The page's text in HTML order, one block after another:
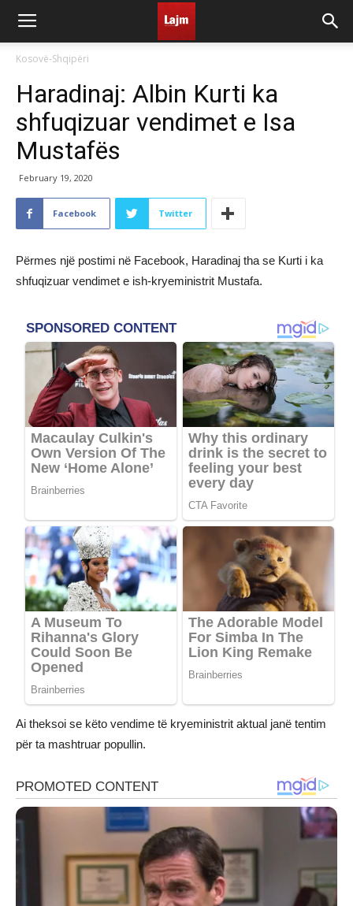
Kosovë-Shqipëri
Haradinaj: Albin Kurti ka
shfuqizuar vendimet e Isa
Mustafës
February 19, 2020
Facebook Twitter
Përmes një postimi në Facebook, Haradinaj tha se Kurti i ka
shfuqizuar vendimet e ish-kryeministrit Mustafa.
Ai theksoi se këto vendime të kryeministrit aktual janë tentim
për ta mashtruar popullin.